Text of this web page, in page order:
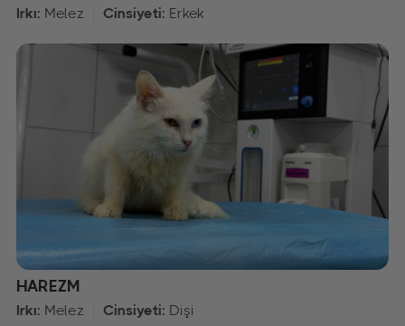
Irkı: Melez Cinsiyeti: Erkek
HAREZM
Irkı: Melez Cinsiyeti: Dişi